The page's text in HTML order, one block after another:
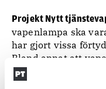
Projekt Nytt
vapenlampa ska
har gjort vissa
Bland annat att
det finns
projektets svar på